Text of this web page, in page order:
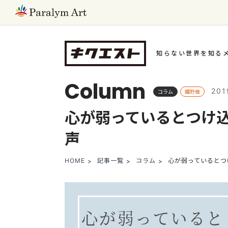
知らない世界を知る
Column コラム 姫野桂
心が弱っているとつけ
声
HOME 記事一覧 コラム 心が弱っていると